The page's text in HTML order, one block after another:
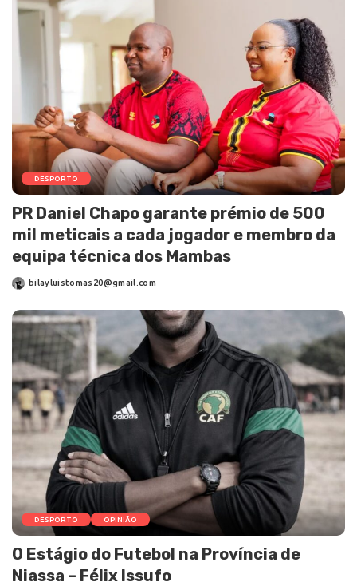
DESPORTO
PR Daniel Chapo garante prémio de 500
mil meticais a cada jogador e membro da
equipa técnica dos Mambas
bilayluistomas20@gmail.com
DESPORTO OPINIÃO
O Estágio do Futebol na Província de
Niassa – Félix Issufo